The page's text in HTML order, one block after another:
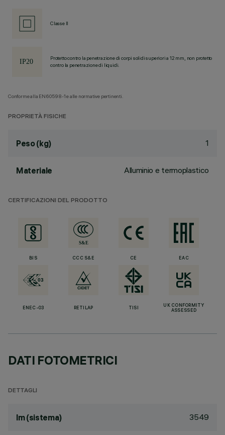
Classe II
Protetto contro la penetrazione di corpi solidi superiori a 12 mm, non protetto
contro la penetrazione di liquidi.
Conforme alla EN60598-1 e alle normative pertinenti.
PROPRIETÀ FISICHE
Peso (kg) 1
Materiale Alluminio e termoplastico
CERTIFICAZIONI DEL PRODOTTO
BIS CCC S&E CE EAC
ENEC-03 RETILAP TISI
UK CONFORMITY
ASSESSED
DATI FOTOMETRICI
DETTAGLI
lm (sistema) 3549